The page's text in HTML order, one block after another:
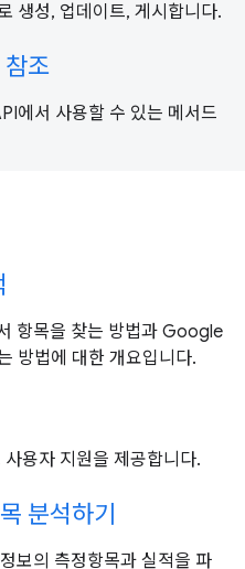
생성, 업데이트, 게시합니다.
조
에서 사용할 수 있는 메서드
항목을 찾는 방법과 Google
방법에 대한 개요입니다.
용자 지원을 제공합니다.
분석하기
보의 측정항목과 실적을 파